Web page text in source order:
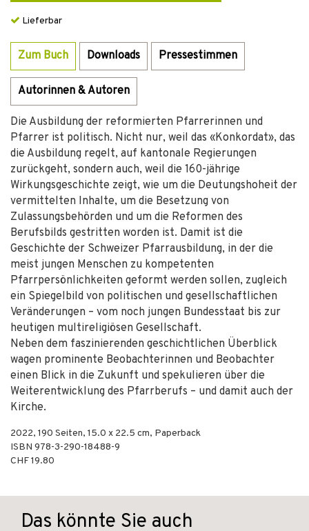
Lieferbar
Zum Buch Downloads Pressestimmen
Autorinnen & Autoren
Die Ausbildung der reformierten Pfarrerinnen und
Pfarrer ist politisch. Nicht nur, weil das «Konkordat», das
die Ausbildung regelt, auf kantonale Regierungen
zurückgeht, sondern auch, weil die 160-jährige
Wirkungsgeschichte zeigt, wie um die Deutungshoheit der
vermittelten Inhalte, um die Besetzung von
Zulassungsbehörden und um die Reformen des
Berufsbilds gestritten worden ist. Damit ist die
Geschichte der Schweizer Pfarrausbildung, in der die
meist jungen Menschen zu kompetenten
Pfarrpersönlichkeiten geformt werden sollen, zugleich
ein Spiegelbild von politischen und gesellschaftlichen
Veränderungen – vom noch jungen Bundesstaat bis zur
heutigen multireligiösen Gesellschaft.
Neben dem faszinierenden geschichtlichen Überblick
wagen prominente Beobachterinnen und Beobachter
einen Blick in die Zukunft und spekulieren über die
Weiterentwicklung des Pfarrberufs – und damit auch der
Kirche.
2022, 190 Seiten, 15.0 x 22.5 cm, Paperback
ISBN 978-3-290-18488-9
CHF 19.80
Das könnte Sie auch